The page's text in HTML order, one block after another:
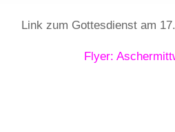
Link zum Gottesdienst am
Flyer: